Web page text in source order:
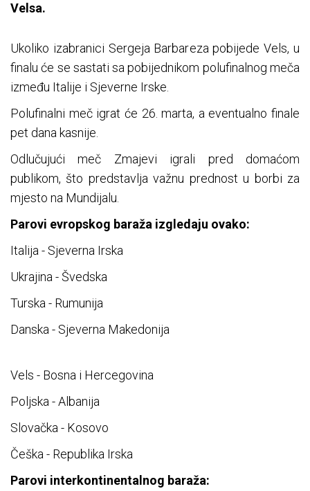
Velsa.
Ukoliko izabranici Sergeja Barbareza pobijede Vels, u
finalu će se sastati sa pobijednikom polufinalnog meča
između Italije i Sjeverne Irske.
Polufinalni meč igrat će 26. marta, a eventualno finale
pet dana kasnije.
Odlučujući meč Zmajevi igrali pred domaćom
publikom, što predstavlja važnu prednost u borbi za
mjesto na Mundijalu.
Parovi evropskog baraža izgledaju ovako:
Italija - Sjeverna Irska
Ukrajina - Švedska
Turska - Rumunija
Danska - Sjeverna Makedonija
Vels - Bosna i Hercegovina
Poljska - Albanija
Slovačka - Kosovo
Češka - Republika Irska
Parovi interkontinentalnog baraža: